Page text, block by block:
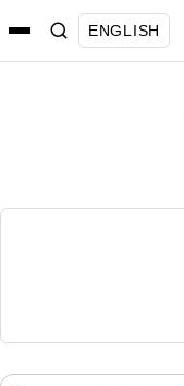
ENGLISH